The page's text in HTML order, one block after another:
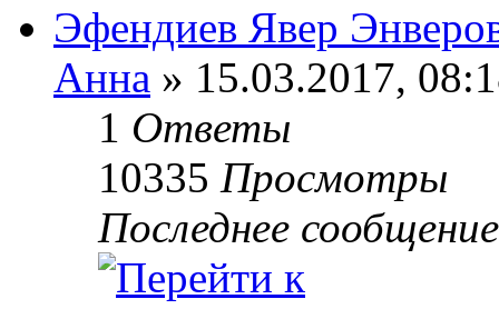
Эфендиев Явер
Анна » 15.03.2017,
1 Ответы
10335 Просмотры
Последнее